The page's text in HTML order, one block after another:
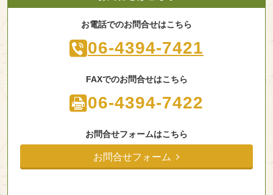
お電話でのお問合せはこちら
06-4394-7421
FAXでのお問合せはこちら
06-4394-7422
お問合せフォームはこちら
お問合せフォーム